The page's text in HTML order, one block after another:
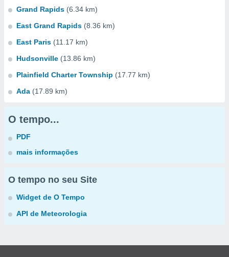
Grand Rapids (6.34 km)
East Grand Rapids (8.36 km)
East Paris (11.17 km)
Hudsonville (13.86 km)
Plainfield Charter Township (17.77 km)
Ada (17.89 km)
O tempo...
PDF
mais informações
O tempo no seu Site
Widget de O Tempo
API de Meteorologia